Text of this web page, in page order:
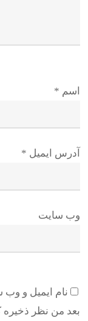
اسم *
آدرس ایمیل *
وب سایت
نام ایمیل و
بعد من نظر ذخیره